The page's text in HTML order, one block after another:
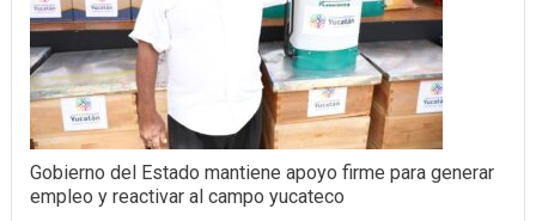
materia
seguridad
Gobierno del Estado mantiene apoyo firme para generar
empleo y reactivar al campo yucateco